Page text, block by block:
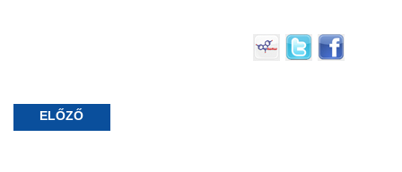
ELŐZŐ